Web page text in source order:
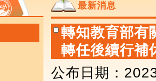
最新消息
轉知教育部有
轉任後續行補
公布日期：